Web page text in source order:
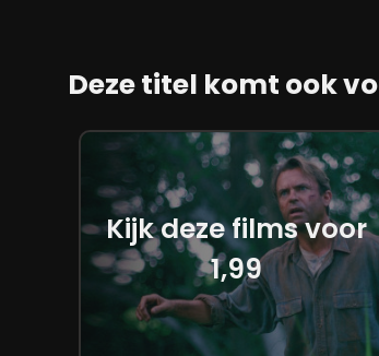
Deze titel komt ook
Kijk deze films voor
1,99